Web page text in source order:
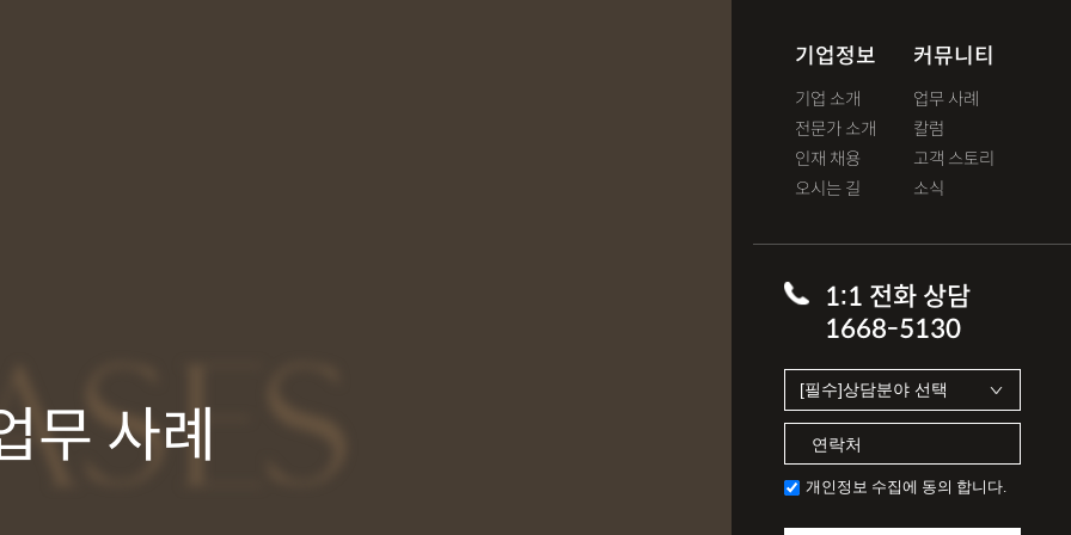
기업정보
기업 소개
전문가 소개
인재 채용
오시는 길
커뮤니티
업무 사례
칼럼
고객 스토리
소식
1:1 전화 상담
1668-5130
개인정보 수집에 동의 합니다.
무 사례